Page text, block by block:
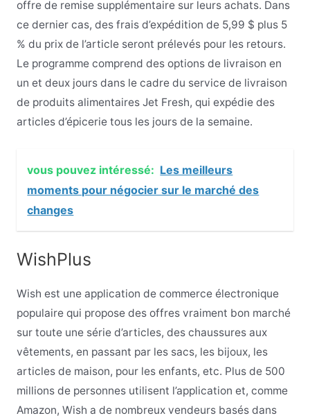
offre de remise supplémentaire sur leurs achats. Dans
ce dernier cas, des frais d’expédition de 5,99 $ plus 5
% du prix de l’article seront prélevés pour les retours.
Le programme comprend des options de livraison en
un et deux jours dans le cadre du service de livraison
de produits alimentaires Jet Fresh, qui expédie des
articles d’épicerie tous les jours de la semaine.
vous pouvez intéressé: Les meilleurs
moments pour négocier sur le marché des
changes
WishPlus
Wish est une application de commerce électronique
populaire qui propose des offres vraiment bon marché
sur toute une série d’articles, des chaussures aux
vêtements, en passant par les sacs, les bijoux, les
articles de maison, pour les enfants, etc. Plus de 500
millions de personnes utilisent l’application et, comme
Amazon, Wish a de nombreux vendeurs basés dans